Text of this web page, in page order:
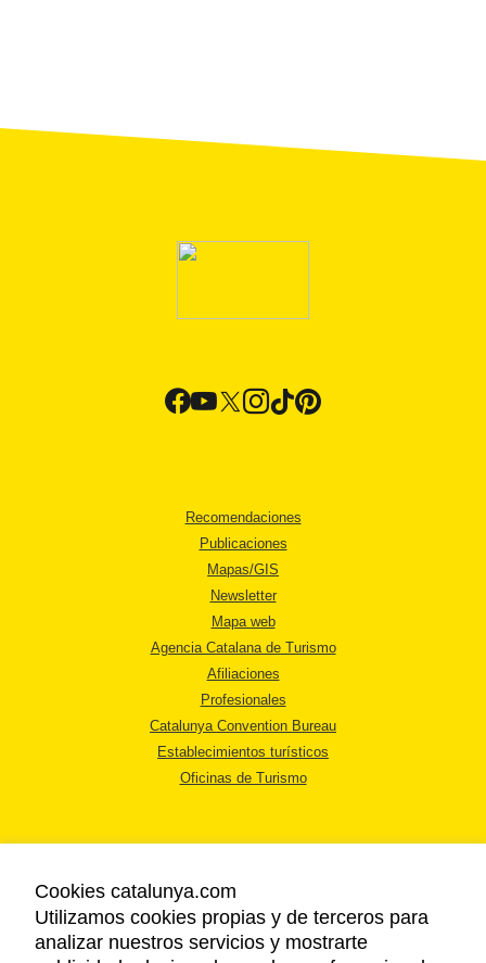
Recomendaciones
Publicaciones
Mapas/GIS
Newsletter
Mapa web
Agencia Catalana de Turismo
Afiliaciones
Profesionales
Catalunya Convention Bureau
Establecimientos turísticos
Oficinas de Turismo
AVISO LEGAL
POLÍTICA DE PRIVACIDAD
Cookies catalunya.com
Utilizamos cookies propias y de terceros para
analizar nuestros servicios y mostrarte